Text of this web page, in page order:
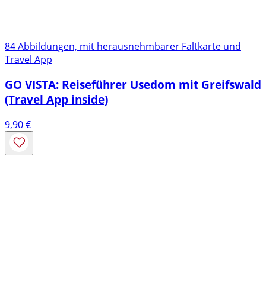
84 Abbildungen, mit herausnehmbarer Faltkarte und
Travel App
GO VISTA: Reiseführer Usedom mit Greifswald
(Travel App inside)
9,90€